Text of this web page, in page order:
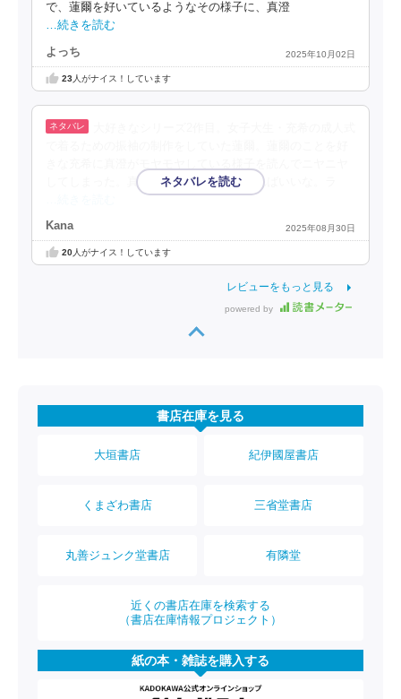
で、蓮爾を好いているようなその様子に、真澄
…続きを読む
よっち 2025年10月02日
23人がナイス！しています
してしまった。真澄と蓮爾の距離が縮まればいいな。ラ
Kana 2025年08月30日
20人がナイス！しています
レビューをもっと見る
powered by
書店在庫を見る
大垣書店 紀伊國屋書店
くまざわ書店 三省堂書店
丸善ジュンク堂書店 有隣堂
近くの書店在庫を検索する
（書店在庫情報プロジェクト）
紙の本・雑誌を購入する